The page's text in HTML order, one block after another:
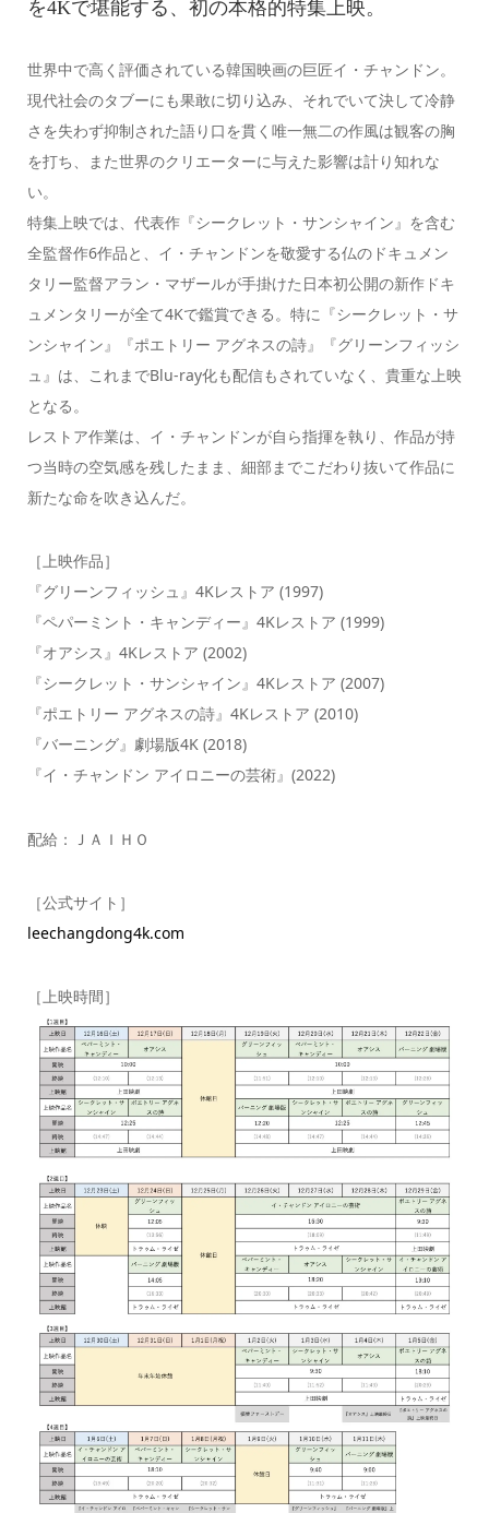
を4Kで堪能する、初の本格的特集上映。
世界中で高く評価されている韓国映画の巨匠イ・チャンドン。
現代社会のタブーにも果敢に切り込み、それでいて決して冷静
さを失わず抑制された語り口を貫く唯一無二の作風は観客の胸
を打ち、また世界のクリエーターに与えた影響は計り知れな
い。
特集上映では、代表作『シークレット・サンシャイン』を含む
全監督作6作品と、イ・チャンドンを敬愛する仏のドキュメン
タリー監督アラン・マザールが手掛けた日本初公開の新作ドキ
ュメンタリーが全て4Kで鑑賞できる。特に『シークレット・サ
ンシャイン』『ポエトリー アグネスの詩』『グリーンフィッシ
ュ』は、これまでBlu-ray化も配信もされていなく、貴重な上映
となる。
レストア作業は、イ・チャンドンが自ら指揮を執り、作品が持
つ当時の空気感を残したまま、細部までこだわり抜いて作品に
新たな命を吹き込んだ。
［上映作品］
『グリーンフィッシュ』4Kレストア (1997)
『ペパーミント・キャンディー』4Kレストア (1999)
『オアシス』4Kレストア (2002)
『シークレット・サンシャイン』4Kレストア (2007)
『ポエトリー アグネスの詩』4Kレストア (2010)
『バーニング』劇場版4K (2018)
『イ・チャンドン アイロニーの芸術』(2022)
配給：ＪＡＩＨＯ
［公式サイト］
leechangdong4k.com
［上映時間］